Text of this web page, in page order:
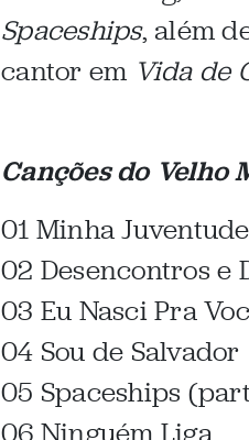
Spaceships, além
cantor em Vida de
Canções do Velho
01 Minha
02 Desencontros e
03 Eu Nasci Pra
04 Sou de Salvador
05 Spaceships